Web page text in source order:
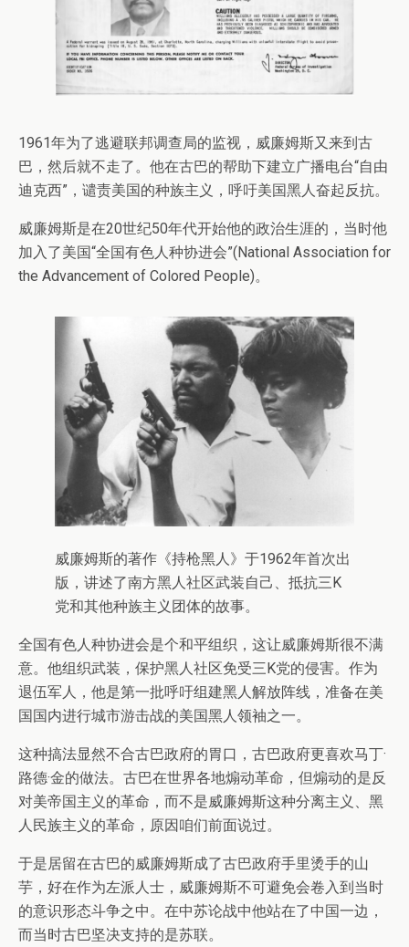
1961年为了逃避联邦调查局的监视，威廉姆斯又来到古
巴，然后就不走了。他在古巴的帮助下建立广播电台“自由
迪克西”，谴责美国的种族主义，呼吁美国黑人奋起反抗。
威廉姆斯是在20世纪50年代开始他的政治生涯的，当时他
加入了美国“全国有色人种协进会”(National Association for
the Advancement of Colored People)。
威廉姆斯的著作《持枪黑人》于1962年首次出
版，讲述了南方黑人社区武装自己、抵抗三K
党和其他种族主义团体的故事。
全国有色人种协进会是个和平组织，这让威廉姆斯很不满
意。他组织武装，保护黑人社区免受三K党的侵害。作为
退伍军人，他是第一批呼吁组建黑人解放阵线，准备在美
国国内进行城市游击战的美国黑人领袖之一。
这种搞法显然不合古巴政府的胃口，古巴政府更喜欢马丁·
路德·金的做法。古巴在世界各地煽动革命，但煽动的是反
对美帝国主义的革命，而不是威廉姆斯这种分离主义、黑
人民族主义的革命，原因咱们前面说过。
于是居留在古巴的威廉姆斯成了古巴政府手里烫手的山
芋，好在作为左派人士，威廉姆斯不可避免会卷入到当时
的意识形态斗争之中。在中苏论战中他站在了中国一边，
而当时古巴坚决支持的是苏联。